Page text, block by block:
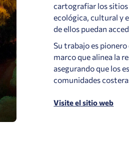
cartografiar los sitios
ecológica, cultural y
de ellos puedan
Su trabajo es
marco que alinea la
asegurando que los
comunidades
Visite el sitio web